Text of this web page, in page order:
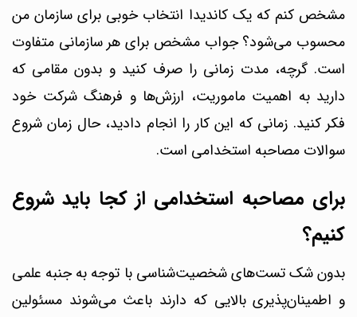
مشخص کنم که یک کاندیدا انتخاب خوبی برای سازمان من
محسوب می‌شود؟جواب مشخص برای هر سازمانی متفاوت
است. گرچه، مدت زمانی را صرف کنید و بدون مقامی که
دارید به اهمیت ماموریت، ارزش‌ها و فرهنگ شرکت خود
فکر کنید. زمانی که این کار را انجام دادید، حال زمان شروع
سوالات مصاحبه استخدامی است.
برای مصاحبه استخدامی از کجا باید شروع
کنیم؟
بدون شکتست‌های شخصیت‌شناسی با توجه به جنبه علمی
و اطمینان‌پذیری بالایی که دارند باعث می‌شوند مسئولین